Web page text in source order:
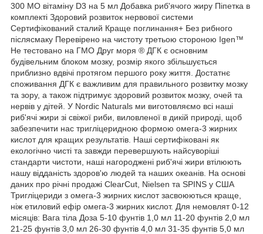
300 МО вітаміну D3 на 5 мл Добавка риб'ячого жиру Піпетка в
комплекті Здоровий розвиток нервової системи
Сертифікований сталий Краще поглинання+ Без рибного
післясмаку Перевірено на чистоту третьою стороною Igen™
Не тестовано на ГМО Друг моря ® ДГК є основним
будівельним блоком мозку, розмір якого збільшується
приблизно вдвічі протягом першого року життя. Достатнє
споживання ДГК є важливим для правильного розвитку мозку
та зору, а також підтримує здоровий розвиток мозку, очей та
нервів у дітей. У Nordic Naturals ми виготовляємо всі наші
риб'ячі жири зі свіжої риби, виловленої в дикій природі, щоб
забезпечити нас тригліцеридною формою омега-3 жирних
кислот для кращих результатів. Наші сертифіковані як
екологічно чисті та завжди перевершують найсуворіші
стандарти чистоти, наші нагороджені риб'ячі жири втілюють
нашу відданість здоров'ю людей та наших океанів. На основі
даних про річні продажі ClearCut, Nielsen та SPINS у США
Тригліцериди з омега-3 жирних кислот засвоюються краще,
ніж етиловий ефір омега-3 жирних кислот. Для немовлят 0-12
місяців: Вага тіла Доза 5-10 фунтів 1,0 мл 11-20 фунтів 2,0 мл
21-25 фунтів 3,0 мл 26-30 фунтів 4,0 мл 31-35 фунтів 5,0 мл